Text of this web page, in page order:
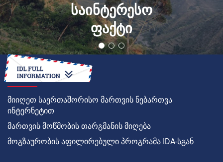
საინტერესო
ფაქტი
ᲠᲝᲒᲝᲠ
მიიღეთ საერთაშორისო მართვის ნებართვა
ინტერნეტით
მართვის მოწმობის თარგმანის მიღება
მოგზაურობის აფილირებული პროგრამა IDA-სგან